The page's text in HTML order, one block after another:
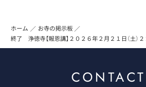
ホーム
お寺の掲示板
終了 浄徳寺【報恩講】２０２６年２月２１日（土）２
CONTACT